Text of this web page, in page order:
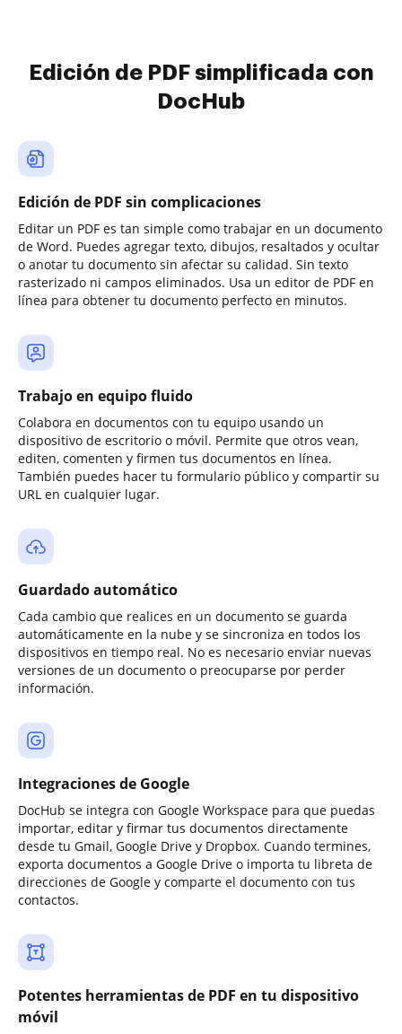
Edición de PDF simplificada con
DocHub
Edición de PDF sin complicaciones
Editar un PDF es tan simple como trabajar en un documento
de Word. Puedes agregar texto, dibujos, resaltados y ocultar
o anotar tu documento sin afectar su calidad. Sin texto
rasterizado ni campos eliminados. Usa un editor de PDF en
línea para obtener tu documento perfecto en minutos.
Trabajo en equipo fluido
Colabora en documentos con tu equipo usando un
dispositivo de escritorio o móvil. Permite que otros vean,
editen, comenten y firmen tus documentos en línea.
También puedes hacer tu formulario público y compartir su
URL en cualquier lugar.
Guardado automático
Cada cambio que realices en un documento se guarda
automáticamente en la nube y se sincroniza en todos los
dispositivos en tiempo real. No es necesario enviar nuevas
versiones de un documento o preocuparse por perder
información.
Integraciones de Google
DocHub se integra con Google Workspace para que puedas
importar, editar y firmar tus documentos directamente
desde tu Gmail, Google Drive y Dropbox. Cuando termines,
exporta documentos a Google Drive o importa tu libreta de
direcciones de Google y comparte el documento con tus
contactos.
Potentes herramientas de PDF en tu dispositivo
móvil